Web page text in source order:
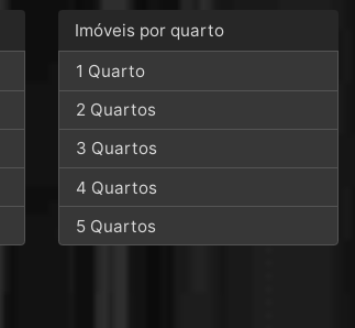
Imóveis por quarto
1 Quarto
2 Quartos
3 Quartos
4 Quartos
5 Quartos